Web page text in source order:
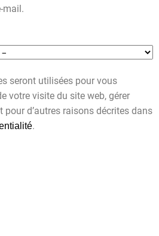
mail.
seront utilisées pour vous
votre visite du site web, gérer
pour d’autres raisons décrites dans
.